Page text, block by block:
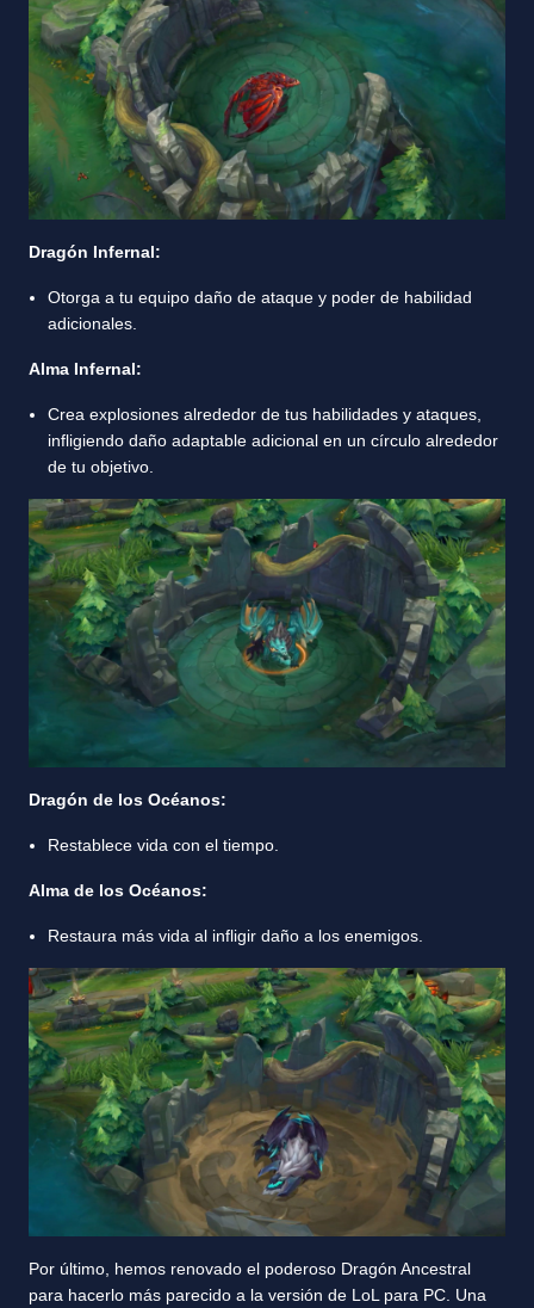
Dragón Infernal:
Otorga a tu equipo daño de ataque y poder de habilidad
adicionales.
Alma Infernal:
Crea explosiones alrededor de tus habilidades y ataques,
infligiendo daño adaptable adicional en un círculo alrededor
de tu objetivo.
Dragón de los Océanos:
Restablece vida con el tiempo.
Alma de los Océanos:
Restaura más vida al infligir daño a los enemigos.
Por último, hemos renovado el poderoso Dragón Ancestral
para hacerlo más parecido a la versión de LoL para PC. Una